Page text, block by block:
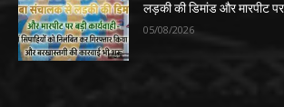
लड़की की डिमांड और मारपीट पर
05/08/2026